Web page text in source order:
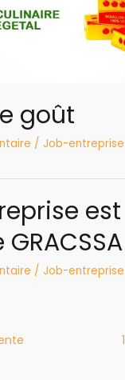
goût
/Job-entreprise
est
/Job-entreprise
1